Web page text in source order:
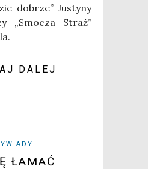
dobrze” Justy­ny
„Smo­cza Straż”
DALEJ
ŁAMAĆ